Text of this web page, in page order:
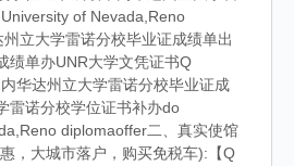
of Nevada,Reno
立大学雷诺分校毕业证成绩单出
绩单办UNR大学文凭证书Q
华达州立大学雷诺分校毕业证成
雷诺分校学位证书补办do
diplomaoffer二、真实使馆
，大城市落户，购买免税车):【Q